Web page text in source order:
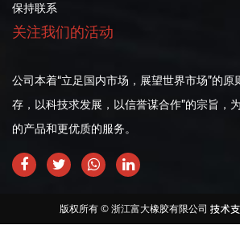
保持联系
关注我们的活动
公司本着“立足国内市场，展望世界市场”的原
存，以科技求发展，以信誉谋合作”的宗旨，
的产品和更优质的服务。
版权所有 © 浙江富大橡胶有限公司